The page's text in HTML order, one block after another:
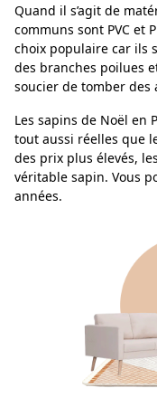
Quand il s’agit de
communs sont PVC et
choix populaire car ils
des branches poilues
soucier de tomber des
Les sapins de Noël en
tout aussi réelles que
des prix plus élevés,
véritable sapin. Vous
années.